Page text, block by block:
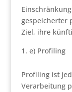
gespeicherter
Ziel, ihre
e) Profiling
Profiling ist
Verarbeitung